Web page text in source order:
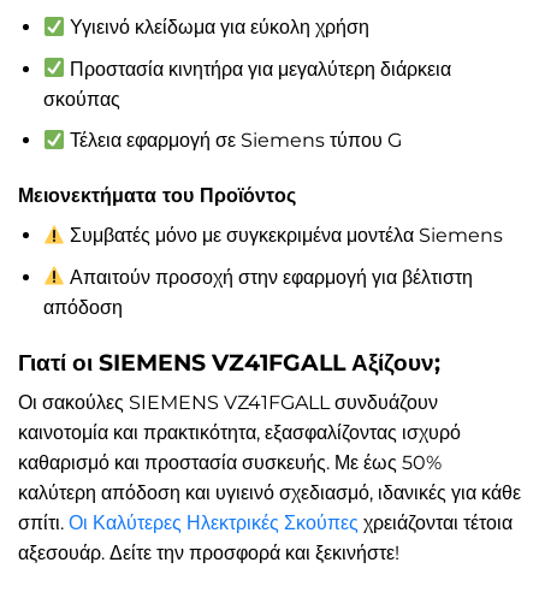
Υγιεινό κλείδωμα για εύκολη χρήση
Προστασία κινητήρα για μεγαλύτερη διάρκεια
σκούπας
Τέλεια εφαρμογή σε Siemens τύπου G
Μειονεκτήματα του Προϊόντος
Συμβατές μόνο με συγκεκριμένα μοντέλα Siemens
Απαιτούν προσοχή στην εφαρμογή για βέλτιστη
απόδοση
Γιατί οι SIEMENS VZ41FGALL Αξίζουν;
Οι σακούλες SIEMENS VZ41FGALL συνδυάζουν
καινοτομία και πρακτικότητα, εξασφαλίζοντας ισχυρό
καθαρισμό και προστασία συσκευής. Με έως 50%
καλύτερη απόδοση και υγιεινό σχεδιασμό, ιδανικές για κάθε
σπίτι. Οι Καλύτερες Ηλεκτρικές Σκούπες χρειάζονται τέτοια
αξεσουάρ. Δείτε την προσφορά και ξεκινήστε!